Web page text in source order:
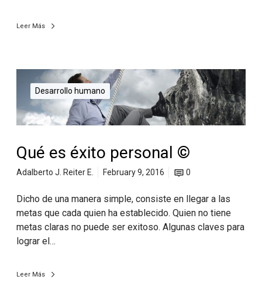
Leer Más
Desarrollo humano
Qué es éxito personal ©
Adalberto J. Reiter E. February 9, 2016 0
Dicho de una manera simple, consiste en llegar a las
metas que cada quien ha establecido. Quien no tiene
metas claras no puede ser exitoso. Algunas claves para
lograr el…
Leer Más